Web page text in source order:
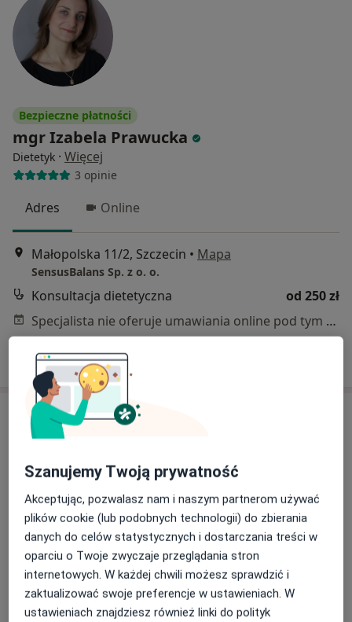
Bezpieczne płatności
mgr Izabela Prawucka
Dietetyk · Więcej
3 opinie
Adres Online
Małopolska 11/2, Szczecin • Mapa
SensusBalans Sp. z o. o.
Konsultacja dietetyczna
od 250 zł
Specjalista nie oferuje umawiania online pod tym adresem.
Poproś o wizytę
Bezpieczne płatności
mgr inż. Dominika Białous
Dietetyk·Więcej
30 opinii
Szanujemy Twoją prywatność
Akceptując, pozwalasz nam i naszym partnerom używać
plików cookie (lub podobnych technologii) do zbierania
danych do celów statystycznych i dostarczania treści w
oparciu o Twoje zwyczaje przeglądania stron
internetowych. W każdej chwili możesz sprawdzić i
zaktualizować swoje preferencje w ustawieniach. W
ustawieniach znajdziesz również linki do polityk